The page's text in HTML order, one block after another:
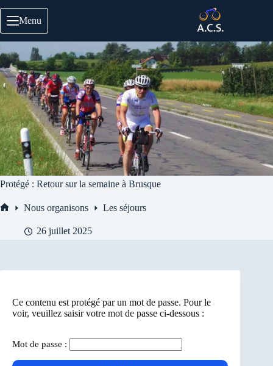
au
contenu
Menu
Protégé : Retour sur la semaine à Brusque
Nous organisons Les séjours
26 juillet 2025
Ce contenu est protégé par un mot de passe. Pour le
voir, veuillez saisir votre mot de passe ci-dessous :
Mot de passe :